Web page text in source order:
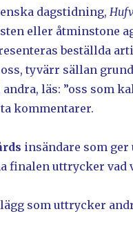
dagstidning,
eller åtminstone
beställda
tyvärr sällan
läs: ”oss som
kommentarer.
insändare som
finalen uttrycker vad
som uttrycker